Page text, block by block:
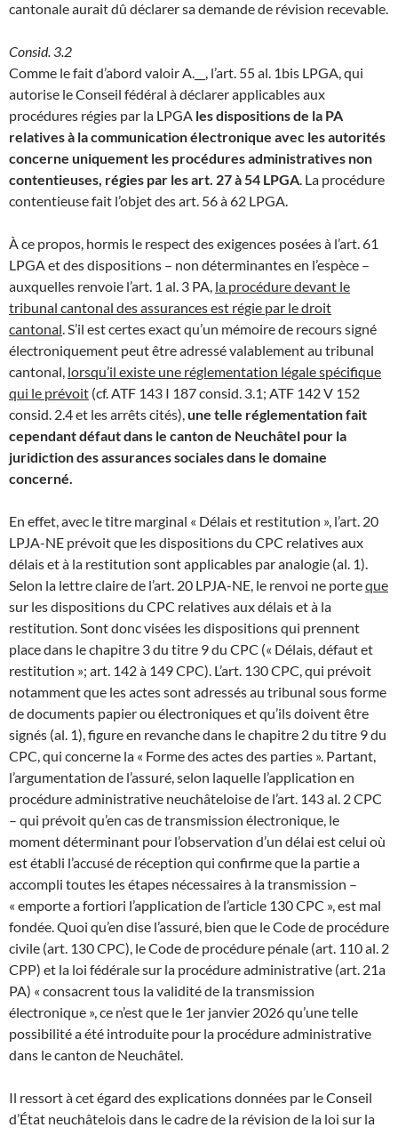
cantonale aurait dû déclarer sa demande de révision recevable.
Consid. 3.2
Comme le fait d’abord valoir A.__, l’art. 55 al. 1bis LPGA, qui
autorise le Conseil fédéral à déclarer applicables aux
procédures régies par la LPGA les dispositions de la PA
relatives à la communication électronique avec les autorités
concerne uniquement les procédures administratives non
contentieuses, régies par les art. 27 à 54 LPGA . La procédure
contentieuse fait l’objet des art. 56 à 62 LPGA.
À ce propos, hormis le respect des exigences posées à l’art. 61
LPGA et des dispositions – non déterminantes en l’espèce –
auxquelles renvoie l’art. 1 al. 3 PA, la procédure devant le
tribunal cantonal des assurances est régie par le droit
cantonal . S’il est certes exact qu’un mémoire de recours signé
électroniquement peut être adressé valablement au tribunal
cantonal, lorsqu’il existe une réglementation légale spécifique
qui le prévoit (cf. ATF 143 I 187 consid. 3.1; ATF 142 V 152
consid. 2.4 et les arrêts cités), une telle réglementation fait
cependant défaut dans le canton de Neuchâtel pour la
juridiction des assurances sociales dans le domaine
concerné.
En effet, avec le titre marginal « Délais et restitution », l’art. 20
LPJA-NE prévoit que les dispositions du CPC relatives aux
délais et à la restitution sont applicables par analogie (al. 1).
Selon la lettre claire de l’art. 20 LPJA-NE, le renvoi ne porteque
sur les dispositions du CPC relatives aux délais et à la
restitution. Sont donc visées les dispositions qui prennent
place dans le chapitre 3 du titre 9 du CPC (« Délais, défaut et
restitution »; art. 142 à 149 CPC). L’art. 130 CPC, qui prévoit
notamment que les actes sont adressés au tribunal sous forme
de documents papier ou électroniques et qu’ils doivent être
signés (al. 1), figure en revanche dans le chapitre 2 du titre 9 du
CPC, qui concerne la « Forme des actes des parties ». Partant,
l’argumentation de l’assuré, selon laquelle l’application en
procédure administrative neuchâteloise de l’art. 143 al. 2 CPC
– qui prévoit qu’en cas de transmission électronique, le
moment déterminant pour l’observation d’un délai est celui où
est établi l’accusé de réception qui confirme que la partie a
accompli toutes les étapes nécessaires à la transmission –
« emporte a fortiori l’application de l’article 130 CPC », est mal
fondée. Quoi qu’en dise l’assuré, bien que le Code de procédure
civile (art. 130 CPC), le Code de procédure pénale (art. 110 al. 2
CPP) et la loi fédérale sur la procédure administrative (art. 21a
PA) « consacrent tous la validité de la transmission
électronique », ce n’est que le 1er janvier 2026 qu’une telle
possibilité a été introduite pour la procédure administrative
dans le canton de Neuchâtel.
Il ressort à cet égard des explications données par le Conseil
d’État neuchâtelois dans le cadre de la révision de la loi sur la